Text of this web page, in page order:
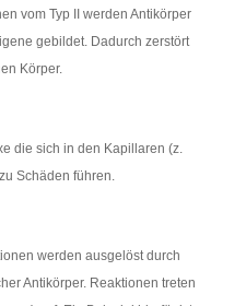
vom Typ II werden Antikörper
gebildet. Dadurch zerstört
Körper.
die sich in den Kapillaren (z.
Schäden führen.
werden ausgelöst durch
Antikörper. Reaktionen treten